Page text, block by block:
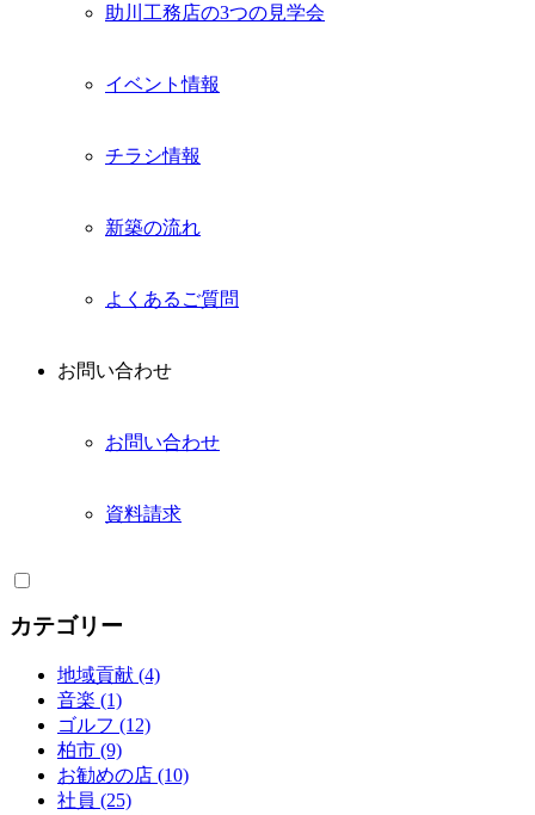
助川工務店の3つの見学会
イベント情報
チラシ情報
新築の流れ
よくあるご質問
お問い合わせ
お問い合わせ
資料請求
カテゴリー
地域貢献 (4)
音楽 (1)
ゴルフ (12)
柏市 (9)
お勧めの店 (10)
社員 (25)